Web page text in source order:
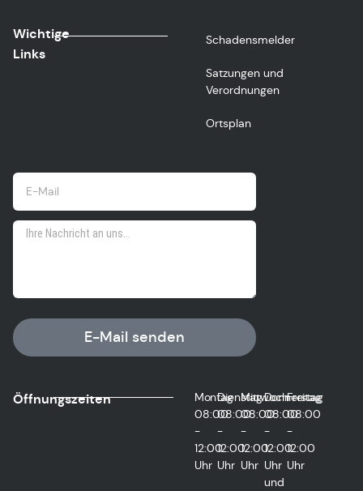
Wichtige
Links
Schadensmelder
Satzungen und
Verordnungen
Ortsplan
E-Mail senden
Öffnungszeiten
Montag
08:00
-
12:00
Uhr
Dienstag
08:00
-
12:00
Uhr
Mittwoch
08:00
-
12:00
Uhr
Donnerstag
08:00
-
12:00
Uhr
und
Freitag
08:00
-
12:00
Uhr